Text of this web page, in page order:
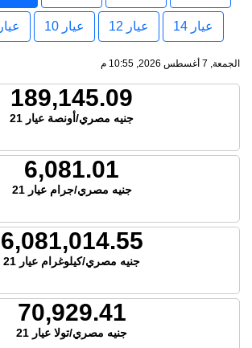
عيار 14 عيار 12 عيار 10 عيار 9
الجمعة, 7 أغسطس 2026, 10:55 م
189,145.09
جنيه مصري/أونصة عيار 21
6,081.01
جنيه مصري/جرام عيار 21
6,081,014.55
جنيه مصري/كيلوغرام عيار 21
70,929.41
جنيه مصري/تولا عيار 21